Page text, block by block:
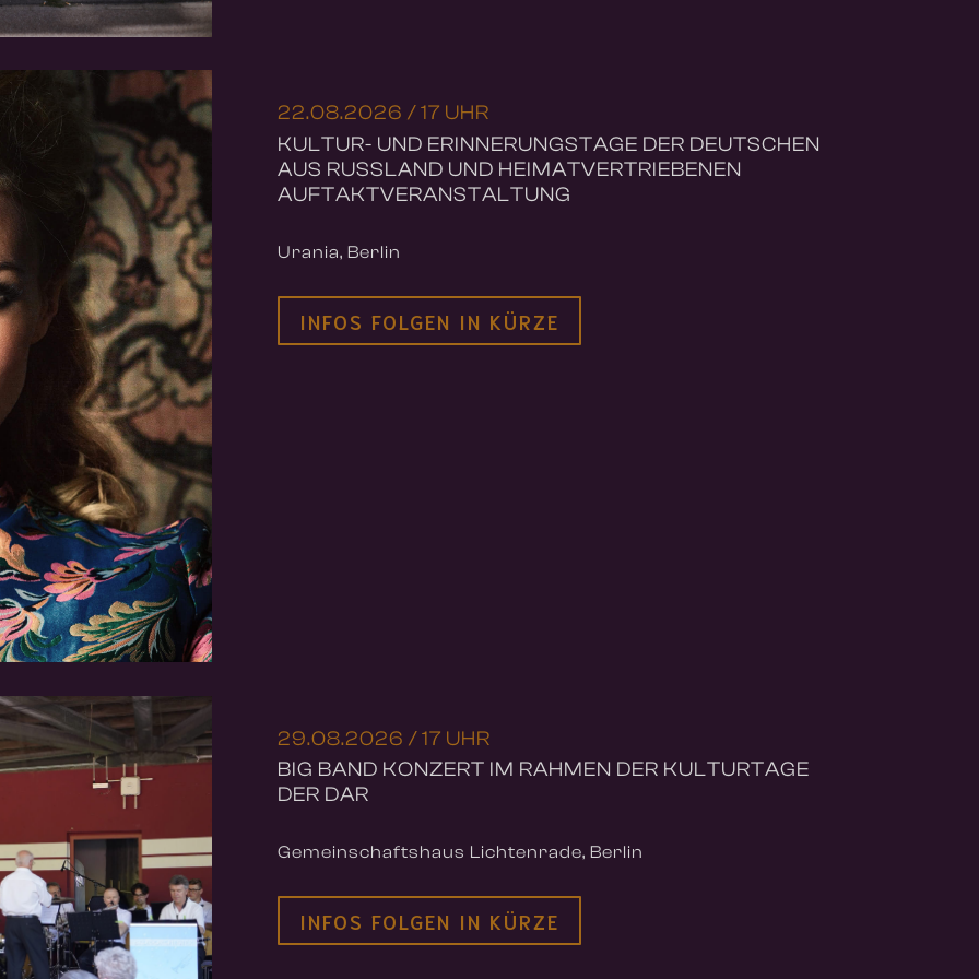
22.08.2026 / 17 UHR
KULTUR- UND ERINNERUNGSTAGE DER DEUTSCHEN
AUS RUSSLAND UND HEIMATVERTRIEBENEN
AUFTAKTVERANSTALTUNG
Urania, Berlin
INFOS FOLGEN IN KÜRZE
29.08.2026 / 17 UHR
BIG BAND KONZERT IM RAHMEN DER KULTURTAGE
DER DAR
Gemeinschaftshaus Lichtenrade, Berlin
INFOS FOLGEN IN KÜRZE